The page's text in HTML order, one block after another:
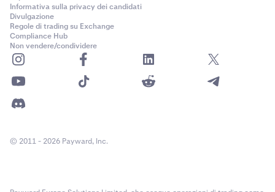
Informativa sulla privacy dei candidati
Divulgazione
Regole di trading su Exchange
Compliance Hub
Non vendere/condividere
© 2011 - 2026 Payward, Inc.